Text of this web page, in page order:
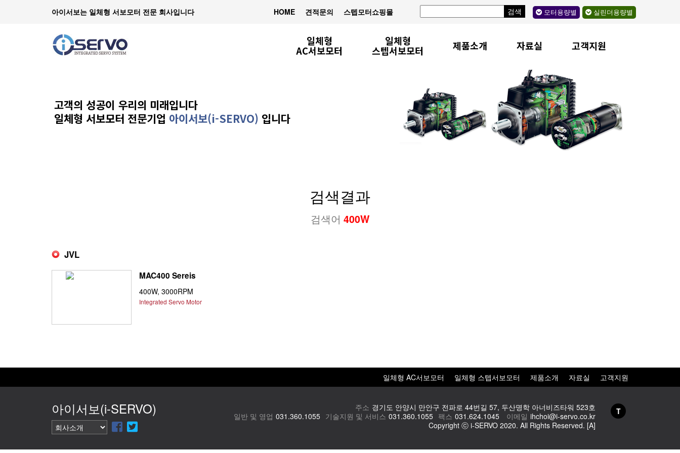
아이서보는 일체형 서보모터 전문 회사입니다 HOME 견적문의 스텝모터쇼핑몰 검색 모터용량별 실린더용량별
일체형
AC서보모터
일체형
스텝서보모터 제품소개 자료실 고객지원
고객의 성공이 우리의 미래입니다
일체형 서보모터 전문기업 아이서보(i-SERVO) 입니다
검색결과
검색어 400W
JVL
MAC400 Sereis
400W, 3000RPM
Integrated Servo Motor
일체형 AC서보모터 일체형 스텝서보모터 제품소개 자료실 고객지원
아이서보(i-SERVO) 주소 경기도 안양시 만안구 전파로 44번길 57, 두산명학 아너비즈타워 523호
일반 및 영업 031.360.1055 기술지원 및 서비스 031.360.1055 팩스 031.624.1045 이메일 ihchoi@i-servo.co.kr
Copyright ⓒ i-SERVO 2020. All Rights Reserved. [A]
T